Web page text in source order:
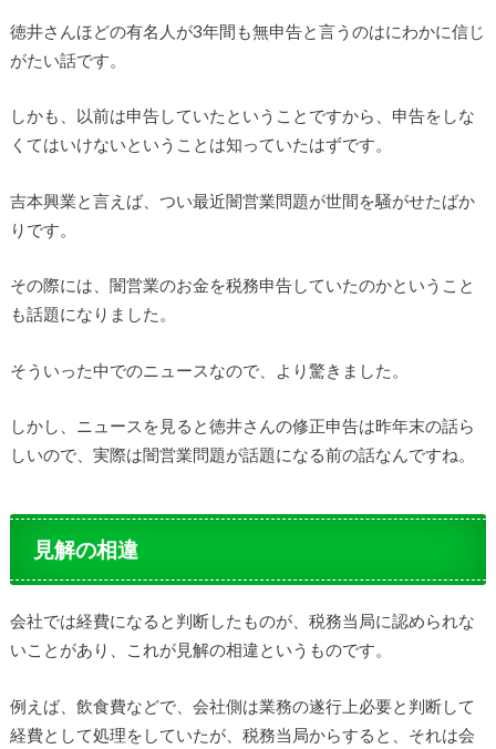
徳井さんほどの有名人が3年間も無申告と言うのはにわかに信じ
がたい話です。
しかも、以前は申告していたということですから、申告をしな
くてはいけないということは知っていたはずです。
吉本興業と言えば、つい最近闇営業問題が世間を騒がせたばか
りです。
その際には、闇営業のお金を税務申告していたのかということ
も話題になりました。
そういった中でのニュースなので、より驚きました。
しかし、ニュースを見ると徳井さんの修正申告は昨年末の話ら
しいので、実際は闇営業問題が話題になる前の話なんですね。
見解の相違
会社では経費になると判断したものが、税務当局に認められな
いことがあり、これが見解の相違というものです。
例えば、飲食費などで、会社側は業務の遂行上必要と判断して
経費として処理をしていたが、税務当局からすると、それは会